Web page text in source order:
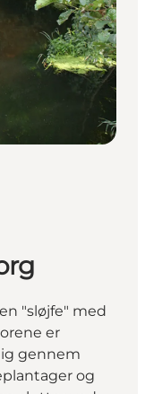
"sløjfe" med
er
gennem
og